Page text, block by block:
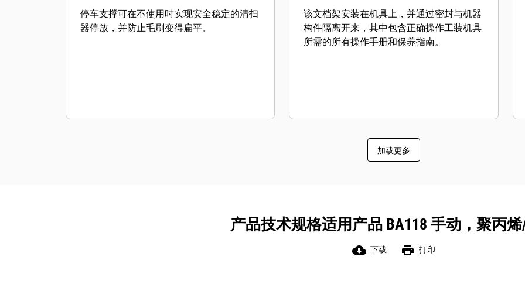
停车支撑可在不使用时实现安全稳定的清扫
器停放，并防止毛刷变得扁平。
该文档架安装在机具上，并通过密封与机器
构件隔离开来，其中包含正确操作工装机具
所需的所有操作手册和保养指南。
加载更多
产品技术规格适用产品 BA118 手动，聚丙
cloud_download 下载 print 打印